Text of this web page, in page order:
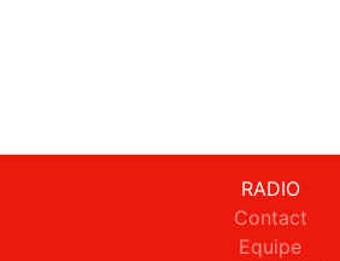
RADIO
Contact
Equipe